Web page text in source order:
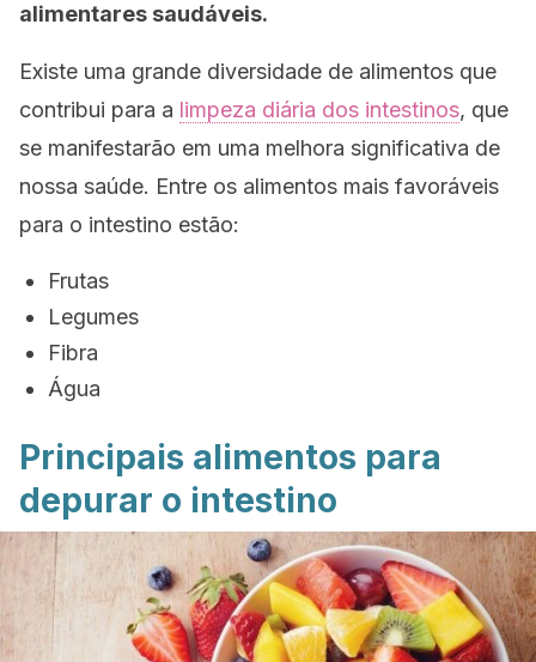
alimentares saudáveis.
Existe uma grande diversidade de alimentos que
contribui para a limpeza diária dos intestinos, que
se manifestarão em uma melhora significativa de
nossa saúde. Entre os alimentos mais favoráveis
para o intestino estão:
Frutas
Legumes
Fibra
Água
Principais alimentos para
depurar o intestino